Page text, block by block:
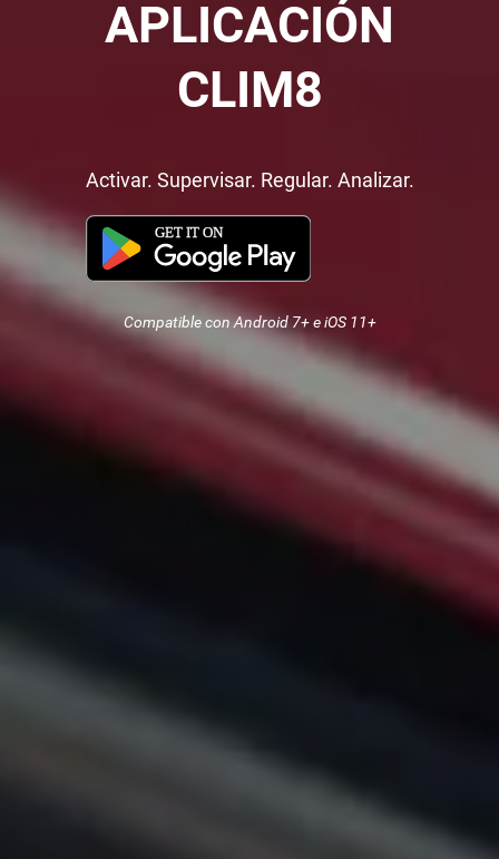
APLICACIÓN
CLIM8
Activar. Supervisar. Regular. Analizar.
Compatible con Android 7+ e iOS 11+